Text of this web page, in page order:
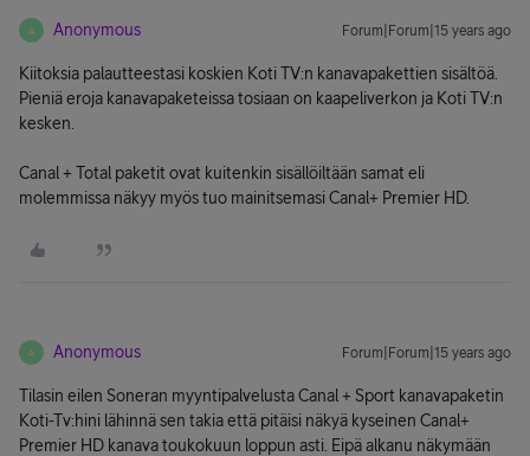
A Anonymous Forum|Forum|15 years ago
Kiitoksia palautteestasi koskien Koti TV:n kanavapakettien sisältöä.
Pieniä eroja kanavapaketeissa tosiaan on kaapeliverkon ja Koti TV:n
kesken.
Canal + Total paketit ovat kuitenkin sisällöiltään samat eli
molemmissa näkyy myös tuo mainitsemasi Canal+ Premier HD.
A Anonymous Forum|Forum|15 years ago
Tilasin eilen Soneran myyntipalvelusta Canal + Sport kanavapaketin
Koti-Tv:hini lähinnä sen takia että pitäisi näkyä kyseinen Canal+
Premier HD kanava toukokuun loppun asti. Eipä alkanu näkymään